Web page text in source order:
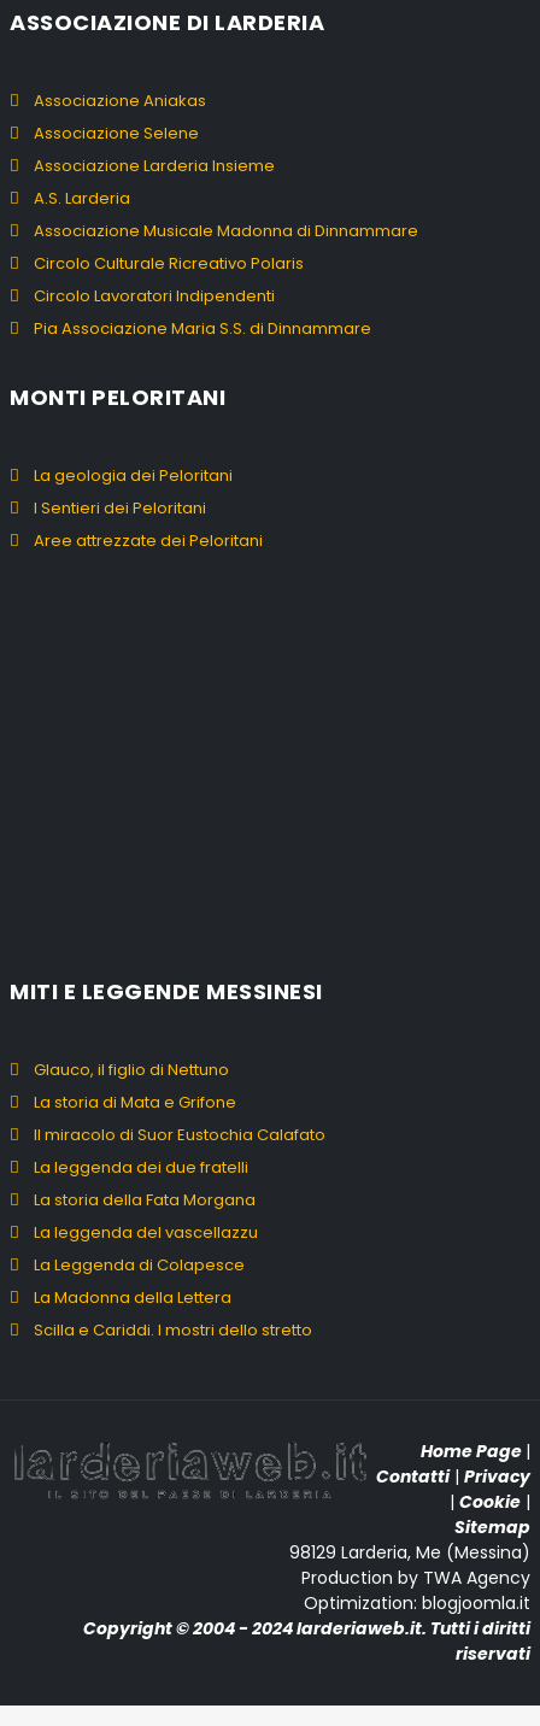
ASSOCIAZIONE DI LARDERIA
Associazione Aniakas
Associazione Selene
Associazione Larderia Insieme
A.S. Larderia
Associazione Musicale Madonna di Dinnammare
Circolo Culturale Ricreativo Polaris
Circolo Lavoratori Indipendenti
Pia Associazione Maria S.S. di Dinnammare
MONTI PELORITANI
La geologia dei Peloritani
I Sentieri dei Peloritani
Aree attrezzate dei Peloritani
MITI E LEGGENDE MESSINESI
Glauco, il figlio di Nettuno
La storia di Mata e Grifone
Il miracolo di Suor Eustochia Calafato
La leggenda dei due fratelli
La storia della Fata Morgana
La leggenda del vascellazzu
La Leggenda di Colapesce
La Madonna della Lettera
Scilla e Cariddi. I mostri dello stretto
Home Page |
Contatti| Privacy
| Cookie |
Sitemap
98129 Larderia, Me (Messina)
Production by TWA Agency
Optimization: blogjoomla.it
Copyright © 2004 - 2024 larderiaweb.it. Tutti i diritti
riservati